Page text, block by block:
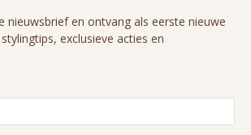
nieuwsbrief en ontvang als eerste nieuwe
exclusieve acties en